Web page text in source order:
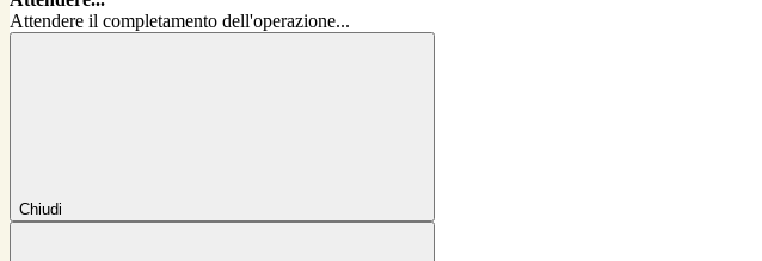
Attendere il completamento dell'operazione...
Chiudi